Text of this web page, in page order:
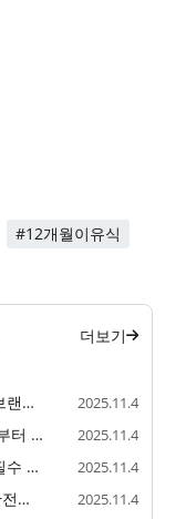
#12개월이유식
더보기
시판 이유식 가격 비교 완벽 가이드 - 브랜드별·직접 만든 이유식 비용 총정리 2025.11.4
이유식 거부 아기 대처법 5가지 - 원인부터 해결까지 실전 가이드 2025.11.4
이유식 조리 도구·보관 완전 가이드 - 필수 도구부터 냉동 보관법까지 2025.11.4
이유식 재료 선택·알레르기 관리법 - 안전한 이유식을 위한 실전 가이드 2025.11.4